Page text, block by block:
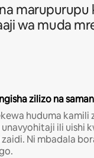
marupurupu
wa muda
zilizo na
huduma kamili
ili uishi
Ni mbadala